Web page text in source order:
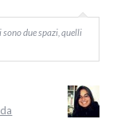
due spazi, quelli